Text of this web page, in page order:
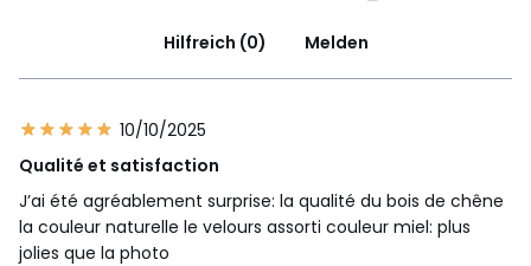
Hilfreich (0) Melden
10/10/2025
Qualité et satisfaction
J’ai été agréablement surprise: la qualité du bois de chêne
la couleur naturelle le velours assorti couleur miel: plus
jolies que la photo